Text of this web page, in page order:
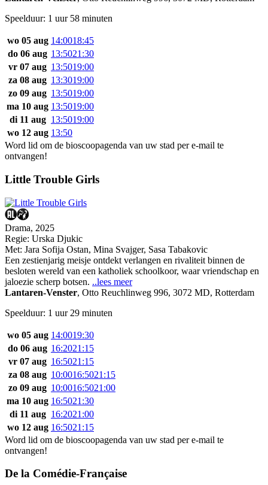
Speelduur: 1 uur 58 minuten
wo 05 aug 14:0018:45
do 06 aug 13:5021:30
vr 07 aug 13:5019:00
za 08 aug 13:3019:00
zo 09 aug 13:5019:00
ma 10 aug 13:5019:00
di 11 aug 13:5019:00
wo 12 aug 13:50
Word lid om de bioscoopagenda van uw stad per e-mail te
ontvangen!
Little Trouble Girls
Drama, 2025
Regie: Urska Djukic
Met: Jara Sofija Ostan, Mina Svajger, Sasa Tabakovic
Een zestienjarig meisje ontdekt verlangen en rivaliteit binnen de
besloten wereld van een katholiek schoolkoor, waar vriendschap en
jaloezie scherp botsen. ..lees meer
Lantaren-Venster, Otto Reuchlinweg 996, 3072 MD, Rotterdam
Speelduur: 1 uur 29 minuten
wo 05 aug 14:0019:30
do 06 aug 16:2021:15
vr 07 aug 16:5021:15
za 08 aug 10:0016:5021:15
zo 09 aug 10:0016:5021:00
ma 10 aug 16:5021:30
di 11 aug 16:2021:00
wo 12 aug 16:5021:15
Word lid om de bioscoopagenda van uw stad per e-mail te
ontvangen!
De la Comédie-Française